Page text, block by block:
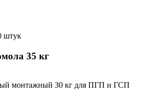
штук
35 кг